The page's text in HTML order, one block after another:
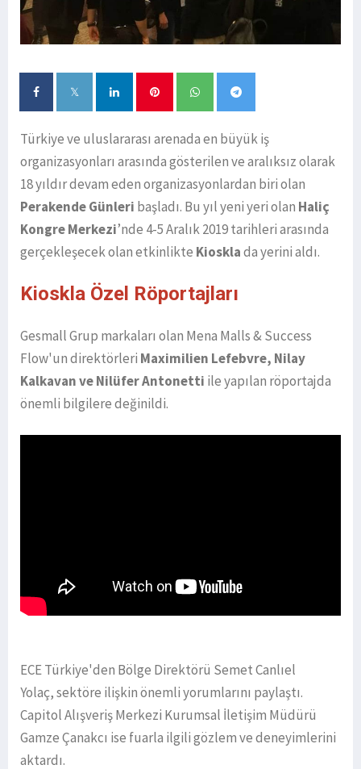
Türkiye ve uluslararası arenada en büyük iş
organizasyonları arasında gösterilen ve aralıksız olarak
18 yıldır devam eden organizasyonlardan biri olan
Perakende Günleri başladı. Bu yıl yeni yeri olan Haliç
Kongre Merkezi’nde 4-5 Aralık 2019 tarihleri arasında
gerçekleşecek olan etkinlikte Kiosklada yerini aldı.
Kioskla Özel Röportajları
Gesmall Grup markaları olan Mena Malls & Success
Flow'un direktörleri Maximilien Lefebvre, Nilay
Kalkavan ve Nilüfer Antonetti ile yapılan röportajda
önemli bilgilere değinildi.
ECE Türkiye'den Bölge Direktörü Semet Canlıel
Yolaç, sektöre ilişkin önemli yorumlarını paylaştı.
Capitol Alışveriş Merkezi Kurumsal İletişim Müdürü
Gamze Çanakcı ise fuarla ilgili gözlem ve deneyimlerini
aktardı.